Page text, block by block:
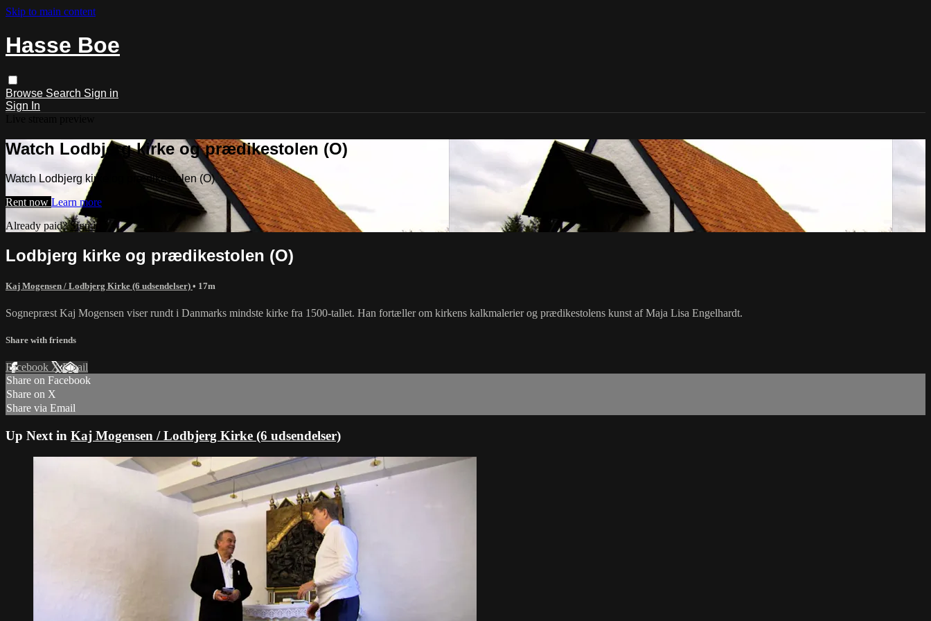
Skip to main content
Hasse Boe
Browse Search Sign in
Sign In
Watch Lodbjerg kirke og prædikestolen (O)
Watch Lodbjerg kirke og prædikestolen (O)
Rent now Learn more
Already paid?Sign in
Lodbjerg kirke og prædikestolen (O)
Kaj Mogensen / Lodbjerg Kirke (6 udsendelser) • 17m
Sognepræst Kaj Mogensen viser rundt i Danmarks mindste kirke fra 1500-tallet. Han fortæller om kirkens kalkmalerier og prædikestolens kunst af Maja Lisa Engelhardt.
Share with friends
Facebook XEmail
Share on Facebook
Share on X
Share via Email
Up Next in Kaj Mogensen / Lodbjerg Kirke (6 udsendelser)